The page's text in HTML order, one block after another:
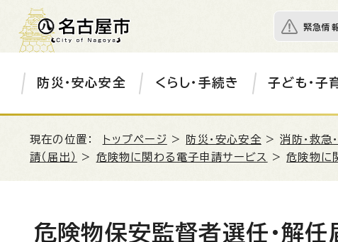
緊急情
防災・安心安全 くらし・手続き 子ども・子
現在の位置： トップページ > 防災・安心安全>消防・救急
請（届出）
> 危険物に関わる電子申請サービス >危険物に
危険物保安監督者選任・解